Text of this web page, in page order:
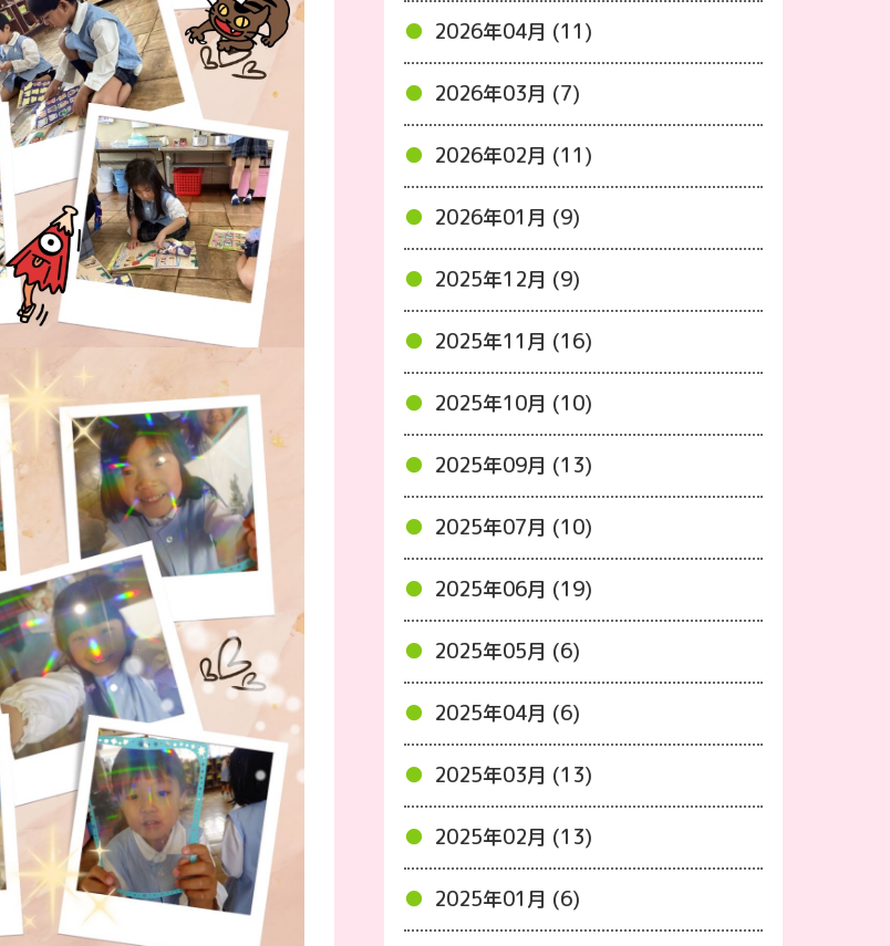
2026年04月 (11)
2026年03月 (7)
2026年02月 (11)
2026年01月 (9)
2025年12月 (9)
2025年11月 (16)
2025年10月 (10)
2025年09月 (13)
2025年07月 (10)
2025年06月 (19)
2025年05月 (6)
2025年04月 (6)
2025年03月 (13)
2025年02月 (13)
2025年01月 (6)